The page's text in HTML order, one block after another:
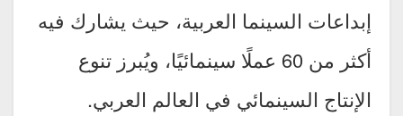
إبداعات السينما العربية، حيث يشارك فيه
أكثر من 60 عملًا سينمائيًا، ويُبرز تنوع
الإنتاج السينمائي في العالم العربي.